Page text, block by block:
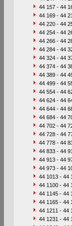
44 157 - 44
44 169 - 44
44 220 - 44
44 254 - 44
44 266 - 44
44 284 - 44
44 324 - 44
44 374 - 44
44 389 - 44
44 499 - 44
44 554 - 44
44 624 - 44
44 644 - 44
44 684 - 44
44 702 - 44
44 728 - 44
44 778 - 44
44 833 - 44
44 913 - 44
44 973 - 44
44 1013 - 44
44 1100 - 44
44 1145 - 44
44 1165 - 44
44 1211 - 44
44 1231 - 44